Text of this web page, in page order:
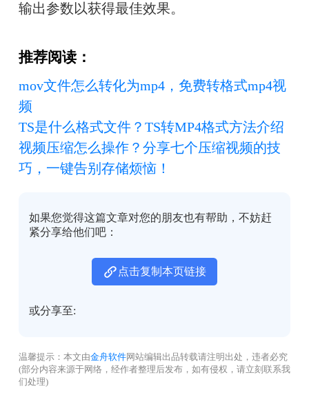
输出参数以获得最佳效果。
推荐阅读：
mov文件怎么转化为mp4，免费转格式mp4视
频
TS是什么格式文件？TS转MP4格式方法介绍
视频压缩怎么操作？分享七个压缩视频的技
巧，一键告别存储烦恼！
如果您觉得这篇文章对您的朋友也有帮助，不妨赶
紧分享给他们吧：
点击复制本页链接
或分享至:
温馨提示：本文由金舟软件网站编辑出品转载请注明出处，违者必究
(部分内容来源于网络，经作者整理后发布，如有侵权，请立刻联系我
们处理)